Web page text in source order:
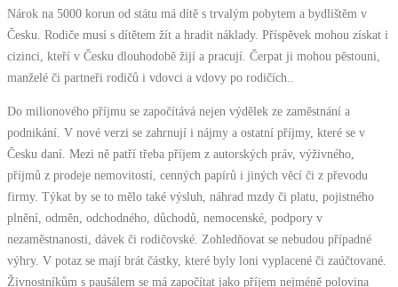
Nárok na 5000 korun od státu má dítě s trvalým pobytem a bydlištěm v
Česku. Rodiče musí s dítětem žít a hradit náklady. Příspěvek mohou získat i
cizinci, kteří v Česku dlouhodobě žijí a pracují. Čerpat ji mohou pěstouni,
manželé či partneři rodičů i vdovci a vdovy po rodičích..
Do milionového příjmu se započítává nejen výdělek ze zaměstnání a
podnikání. V nové verzi se zahrnují i nájmy a ostatní příjmy, které se v
Česku daní. Mezi ně patří třeba příjem z autorských práv, výživného,
příjmů z prodeje nemovitostí, cenných papírů i jiných věcí či z převodu
firmy. Týkat by se to mělo také výsluh, náhrad mzdy či platu, pojistného
plnění, odměn, odchodného, důchodů, nemocenské, podpory v
nezaměstnanosti, dávek či rodičovské. Zohledňovat se nebudou případné
výhry. V potaz se mají brát částky, které byly loni vyplacené či zaúčtované.
Živnostníkům s paušálem se má započítat jako příjem nejméně polovina